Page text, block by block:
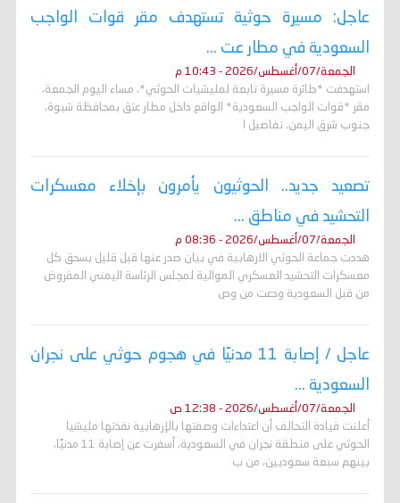
عاجل: مسيرة حوثية تستهدف مقر قوات الواجب
السعودية في مطار عت ...
الجمعة/07/أغسطس/2026 - 10:43 م
استهدفت *طائرة مسيرة تابعة لمليشيات الحوثي*، مساء اليوم الجمعة،
مقر *قوات الواجب السعودية* الواقع داخل مطار عتق بمحافظة شبوة،
جنوب شرق اليمن. تفاصيل ا
تصعيد جديد.. الحوثيون يأمرون بإخلاء معسكرات
التحشيد في مناطق ...
الجمعة/07/أغسطس/2026 - 08:36 م
هددت جماعة الحوثي الارهابية في بيان صدر عنها قبل قليل بسحق كل
معسكرات التحشيد العسكري الموالية لمجلس الرئاسة اليمني المفروض
من قبل السعودية ودعت من وص
عاجل / إصابة 11 مدنيًا في هجوم حوثي على نجران
السعودية ...
الجمعة/07/أغسطس/2026 - 12:38 ص
أعلنت قيادة التحالف أن اعتداءات وصفتها بالإرهابية نفذتها مليشيا
الحوثي على منطقة نجران في السعودية، أسفرت عن إصابة 11 مدنيًا،
بينهم سبعة سعوديين، من ب